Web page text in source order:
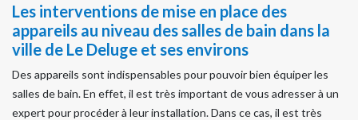
Les interventions de mise en place des
appareils au niveau des salles de bain dans la
ville de Le Deluge et ses environs
Des appareils sont indispensables pour pouvoir bien équiper les
salles de bain. En effet, il est très important de vous adresser à un
expert pour procéder à leur installation. Dans ce cas, il est très